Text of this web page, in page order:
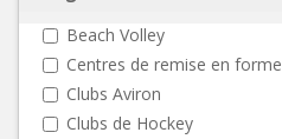
Beach Volley
Centres de remise en forme
Clubs Aviron
Clubs de Hockey